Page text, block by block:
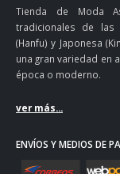
Tienda de Moda
tradicionales de las
(Hanfu) y Japonesa
una gran variedad en
época o moderno.
ver más...
ENVÍOS Y MEDIOS DE